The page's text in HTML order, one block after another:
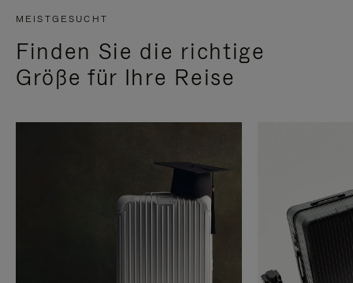
MEISTGESUCHT
Finden Sie die richtige
Größe für Ihre Reise